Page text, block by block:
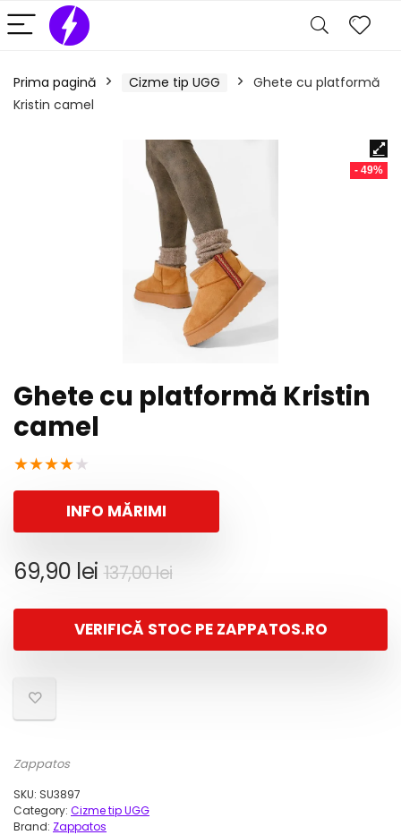
Prima pagină Cizme tip UGG
Ghete cu platformă
Kristin camel
- 49%
Ghete cu platformă Kristin
camel
★★★★★
INFO MĂRIMI
137,00leiPrețul
a
fost:
69,90 lei
Prețul
este:
69,90 lei.
VERIFICĂ STOC PE ZAPPATOS.RO
Zappatos
SKU: SU3897
Category: Cizme tip UGG
Brand: Zappatos